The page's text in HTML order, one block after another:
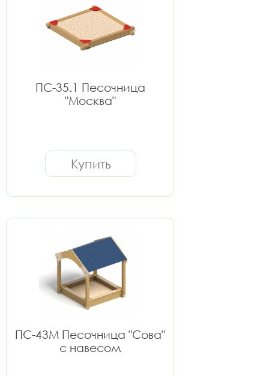
ПС-35.1 Песочница
"Москва"
Купить
ПС-43М Песочница "Сова"
с навесом